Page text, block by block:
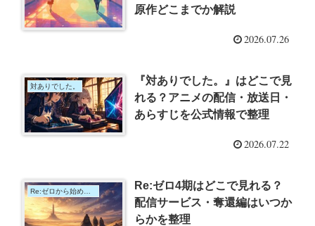
原作どこまでか解説
2026.07.26
対ありでした。
『対ありでした。』はどこで見
れる？アニメの配信・放送日・
あらすじを公式情報で整理
2026.07.22
Re:ゼロから始める異世界生活
Re:ゼロ4期はどこで見れる？
配信サービス・奪還編はいつか
らかを整理